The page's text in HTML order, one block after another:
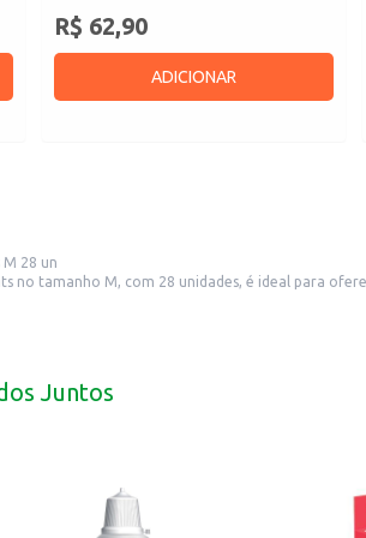
R$ 62,90
ADICIONAR
28 un
no tamanho M, com 28 unidades, é ideal para
Juntos